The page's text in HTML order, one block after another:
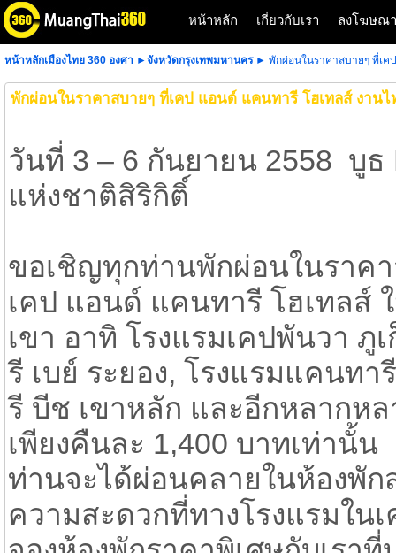
หน้าหลัก เกี่ยวกับเรา ลงโฆษณา
หน้าหลักเมืองไทย 360 องศา ►จังหวัดกรุงเทพมหานคร ► พักผ่อนในราคาสบายๆ ที่เค
พักผ่อนในราคาสบายๆ ที่เคป แอนด์ แคนทารี โฮเทลส์ งานไ
วันที่ 3 – 6 กันยายน 2558 บู
แห่งชาติสิริกิติ์
ขอเชิญทุกท่านพักผ่อนในราค
เคป แอนด์ แคนทารี โฮเทลส์
เขา อาทิ โรงแรมเคปพันวา ภู
รี เบย์ ระยอง, โรงแรมแคนท
รี บีช เขาหลัก และอีกหลากห
เพียงคืนละ 1,400 บาทเท่านั้น
ท่านจะได้ผ่อนคลายในห้องพั
ความสะดวกที่ทางโรงแรมใน